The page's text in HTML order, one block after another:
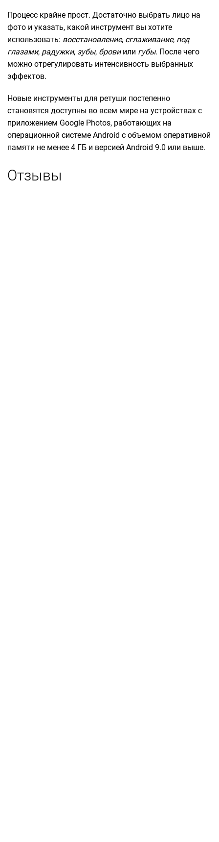
Процесс крайне прост. Достаточно выбрать лицо на
фото и указать, какой инструмент вы хотите
использовать: восстановление, сглаживание, под
глазами, радужки, зубы, бровиили губы. После чего
можно отрегулировать интенсивность выбранных
эффектов.
Новые инструменты для ретуши постепенно
становятся доступны во всем мире на устройствах с
приложением Google Photos, работающих на
операционной системе Android с объемом оперативной
памяти не менее 4 ГБ и версией Android 9.0 или выше.
Отзывы